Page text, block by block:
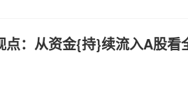
点：从资金{持}续流入A股看